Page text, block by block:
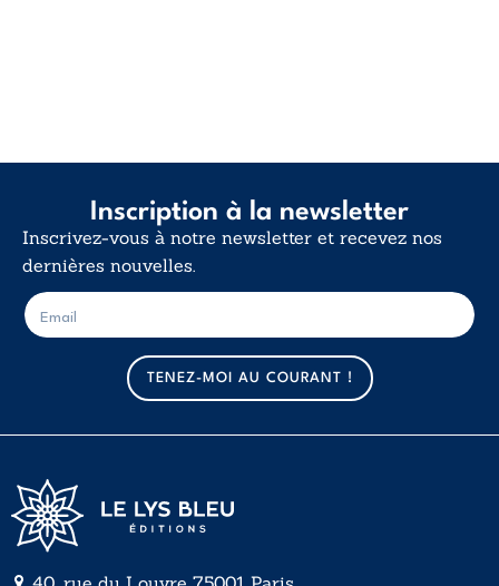
Inscription à la newsletter
Inscrivez-vous à notre newsletter et recevez nos
dernières nouvelles.
m
a
i
l
E
-
m
TENEZ-MOI AU COURANT !